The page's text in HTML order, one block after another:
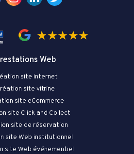
Web
site internet
site vitrine
site eCommerce
site Click and Collect
site de réservation
site Web institutionnel
site Web événementiel